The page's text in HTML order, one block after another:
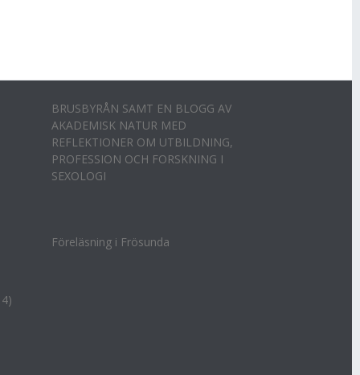
BRUSBYRÅN SAMT EN BLOGG AV
AKADEMISK NATUR MED
REFLEKTIONER OM UTBILDNING,
PROFESSION OCH FORSKNING I
SEXOLOGI
Föreläsning i Frösunda